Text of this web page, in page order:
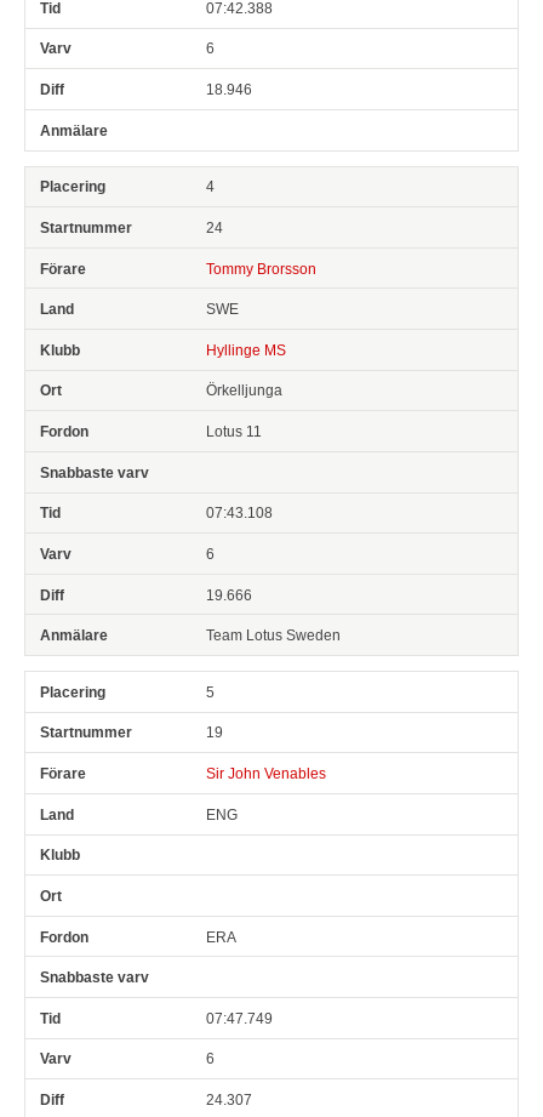
07:42.388
6
18.946
4
24
Tommy Brorsson
SWE
Hyllinge MS
Örkelljunga
Lotus 11
07:43.108
6
19.666
Team Lotus Sweden
5
19
Sir John Venables
ENG
ERA
07:47.749
6
24.307